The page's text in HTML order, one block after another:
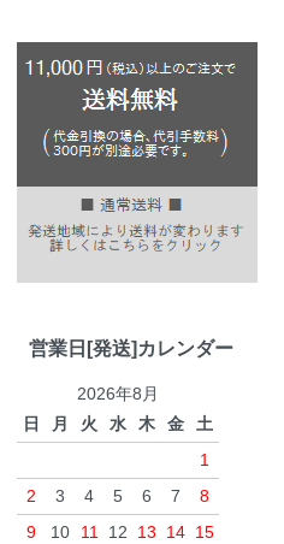
営業日[発送]カレンダー
2026年8月
日
月 火 水 木 金
土
1
2
3 4 5 6 7
8
9
10 11 12 13 14 15